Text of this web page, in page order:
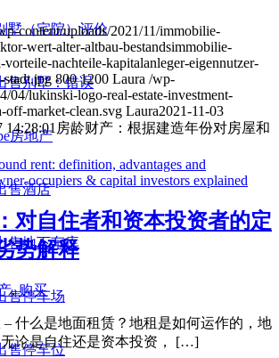
墅（宅院）评价
售别墅：错误
房地产
售酒店
售地下车库
售停车场
售停车位
content/uploads/2021/11/immobilie-
wert-alter-altbau-bestandsimmobilie-
vorteile-nachteile-kapitalanleger-eigennutzer-
stadt.jpg 800 1200 Laura /wp-
04/lukinski-logo-real-estate-investment-
off-market-clean.svg Laura2021-11-03
14:28:01 房龄财产：根据建造年份对房屋和
对自住者和资本投资者的定
势解释
,购买
什么是地面租赁？地租是如何运作的，地
论是自住还是资本投资， […]